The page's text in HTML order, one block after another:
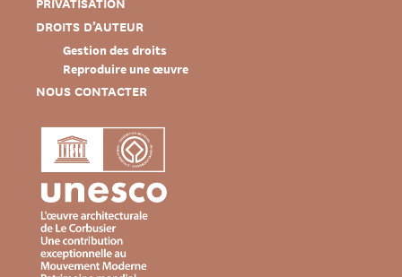
DROITS D’AUTEUR
Gestion des droits
Reproduire une œuvre
NOUS CONTACTER